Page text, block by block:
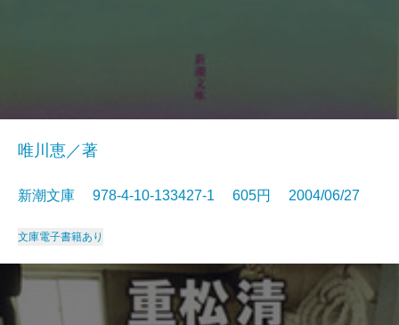
唯川恵／著
新潮文庫 978-4-10-133427-1 605円 2004/06/27
文庫電子書籍あり